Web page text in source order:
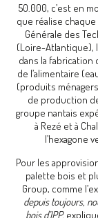
50.000, c’est en
que réalise chaque
Générale des
(Loire-Atlantique),
dans la fabrication
de l’alimentaire
(produits
de production
groupe nantais
à Rezé et à
l’hexagone
Pour les
palette bois et
Group, comme
depuis toujours,
bois d’IPP,